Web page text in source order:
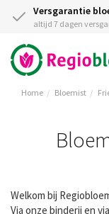
Versgarantie
altijd 7 dagen
Home Bloemist
Welkom bij
Via onze binderij en